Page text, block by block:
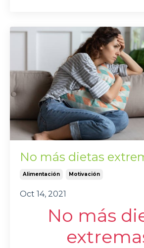
No más dietas
Alimentación Motivación
Oct 14, 2021
No más